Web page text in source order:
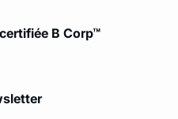
B Corp™